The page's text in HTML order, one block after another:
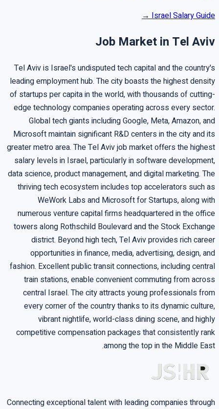
Israel Salary Guide →
Job Market in Tel Aviv
Tel Aviv is Israel's undisputed tech capital and the country's
leading employment hub. The city boasts the highest density
of startups per capita in the world, with thousands of cutting-
edge technology companies operating across every sector.
Global tech giants including Google, Meta, Amazon, and
Microsoft maintain significant R&D centers in the city and its
greater metro area. The Tel Aviv job market offers the highest
salary levels in Israel, particularly in software development,
data science, product management, and digital marketing. The
thriving tech ecosystem includes top accelerators such as
WeWork Labs and Microsoft for Startups, along with
numerous venture capital firms headquartered in the office
towers along Rothschild Boulevard and the Stock Exchange
district. Beyond high tech, Tel Aviv provides rich career
opportunities in finance, media, advertising, design, and
fashion. Excellent public transit connections, including central
train stations, enable convenient commuting from across
central Israel. The city attracts young professionals from
every corner of the country thanks to its dynamic culture,
vibrant nightlife, world-class dining scene, and highly
competitive compensation packages that consistently rank
among the top in the Middle East.
Connecting exceptional talent with leading companies through